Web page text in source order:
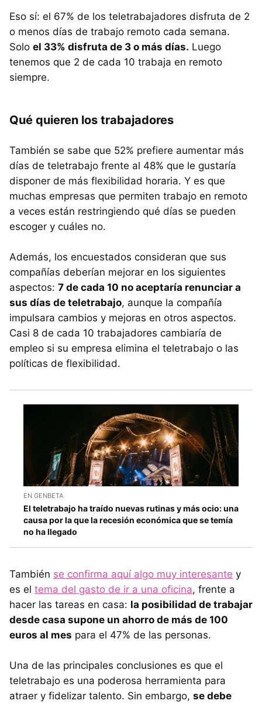
Eso sí: el 67% de los teletrabajadores disfruta de 2
o menos días de trabajo remoto cada semana.
Solo el 33% disfruta de 3 o más días. Luego
tenemos que 2 de cada 10 trabaja en remoto
siempre.
Qué quieren los trabajadores
También se sabe que 52% prefiere aumentar más
días de teletrabajo frente al 48% que le gustaría
disponer de más flexibilidad horaria. Y es que
muchas empresas que permiten trabajo en remoto
a veces están restringiendo qué días se pueden
escoger y cuáles no.
Además, los encuestados consideran que sus
compañías deberían mejorar en los siguientes
aspectos: 7 de cada 10 no aceptaría renunciar a
sus días de teletrabajo, aunque la compañía
impulsara cambios y mejoras en otros aspectos.
Casi 8 de cada 10 trabajadores cambiaría de
empleo si su empresa elimina el teletrabajo o las
políticas de flexibilidad.
EN GENBETA
El teletrabajo ha traído nuevas rutinas y más ocio: una
causa por la que la recesión económica que se temía
no ha llegado
También se confirma aquí algo muy interesante y
es el tema del gasto de ir a una oficina, frente a
hacer las tareas en casa: la posibilidad de trabajar
desde casa supone un ahorro de más de 100
euros al mes para el 47% de las personas.
Una de las principales conclusiones es que el
teletrabajo es una poderosa herramienta para
atraer y fidelizar talento. Sin embargo, se debe